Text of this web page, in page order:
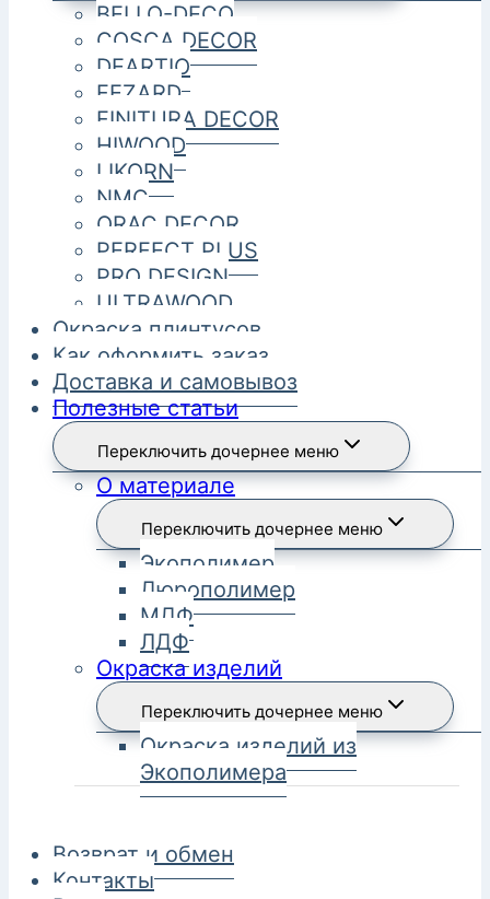
BELLO-DECO
COSCA DECOR
DEARTIO
FEZARD
FINITURA DECOR
HIWOOD
LIKORN
NMC
ORAC DECOR
PERFECT PLUS
PRO DESIGN
ULTRAWOOD
Окраска плинтусов
Как оформить заказ
Доставка и самовывоз
Полезные статьи
Переключить дочернее меню
О материале
Переключить дочернее меню
Экополимер
Дюрополимер
МДФ
ЛДФ
Окраска изделий
Переключить дочернее меню
Окраска изделий из
Экополимера
Возврат и обмен
Контакты